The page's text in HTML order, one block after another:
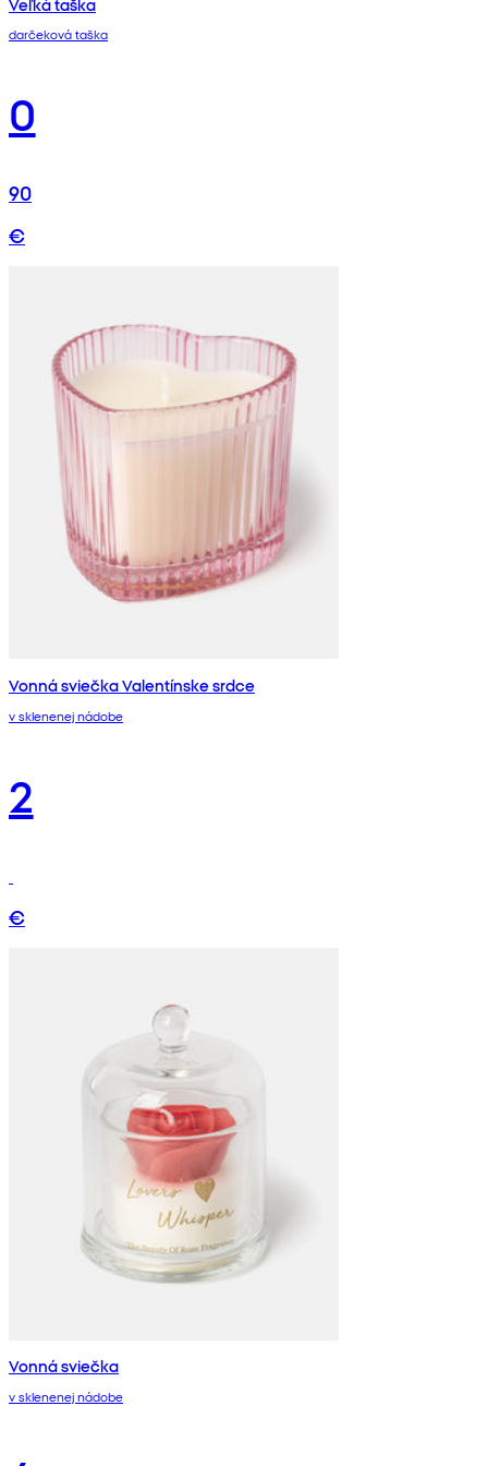
darčeková taška
0
90
€
Vonná sviečka Valentínske srdce
v sklenenej nádobe
2
€
Vonná sviečka
v sklenenej nádobe